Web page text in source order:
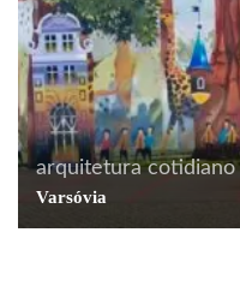
arquitetura cotidiano
Varsóvia